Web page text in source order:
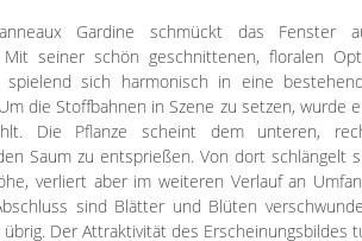
Gardine schmückt das Fenster
Mit seiner schön geschnittenen, floralen
sich harmonisch in eine
die Stoffbahnen in Szene zu setzen, wurde
Die Pflanze scheint dem unteren,
Saum zu entsprießen. Von dort schlängelt
verliert aber im weiteren Verlauf an
sind Blätter und Blüten
Der Attraktivität des Erscheinungsbildes